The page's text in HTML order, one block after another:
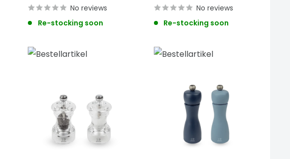
No reviews
Re-stocking soon
No reviews
Re-stocking soon